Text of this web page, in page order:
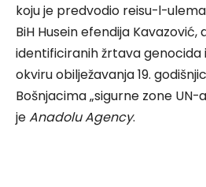
koju je predvodio reisu-l-
BiH Husein efendija Kavazović,
identificiranih žrtava genocida
okviru obilježavanja 19.
Bošnjacima „sigurne zone UN-
jeAnadolu Agency.